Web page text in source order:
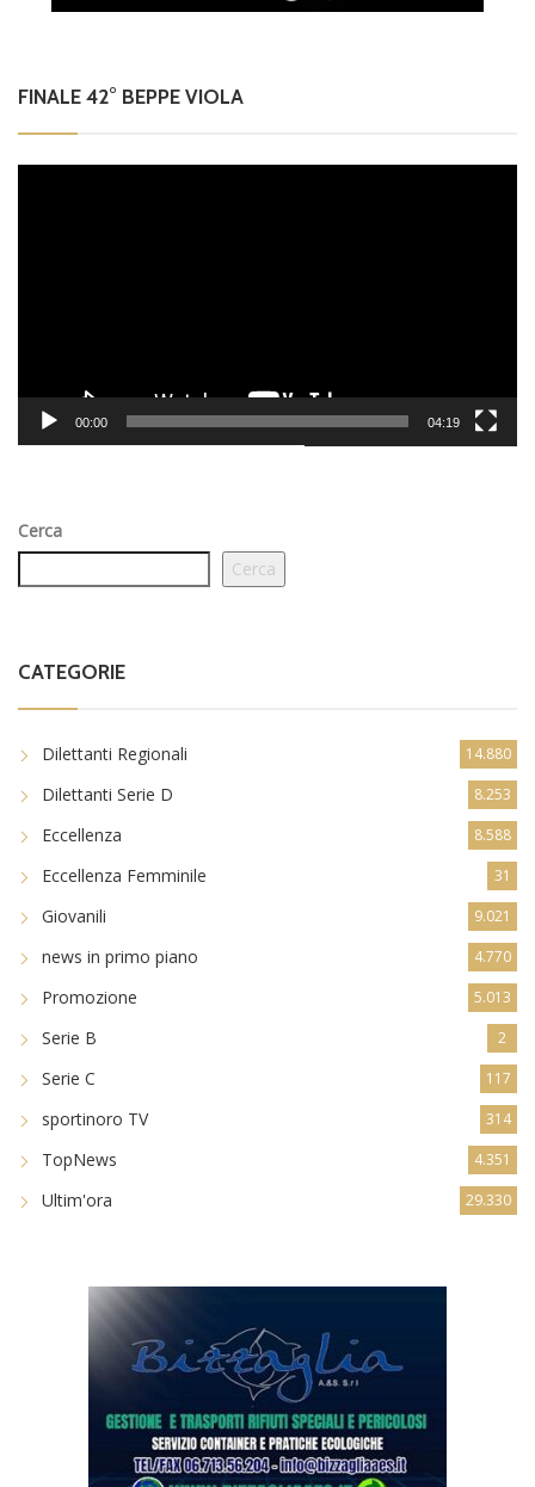
FINALE 42° BEPPE VIOLA
00:00 04:19
Cerca
Cerca
CATEGORIE
Dilettanti Regionali 14.880
Dilettanti Serie D 8.253
Eccellenza 8.588
Eccellenza Femminile 31
Giovanili 9.021
news in primo piano 4.770
Promozione 5.013
Serie B 2
Serie C 117
sportinoro TV 314
TopNews 4.351
Ultim'ora 29.330